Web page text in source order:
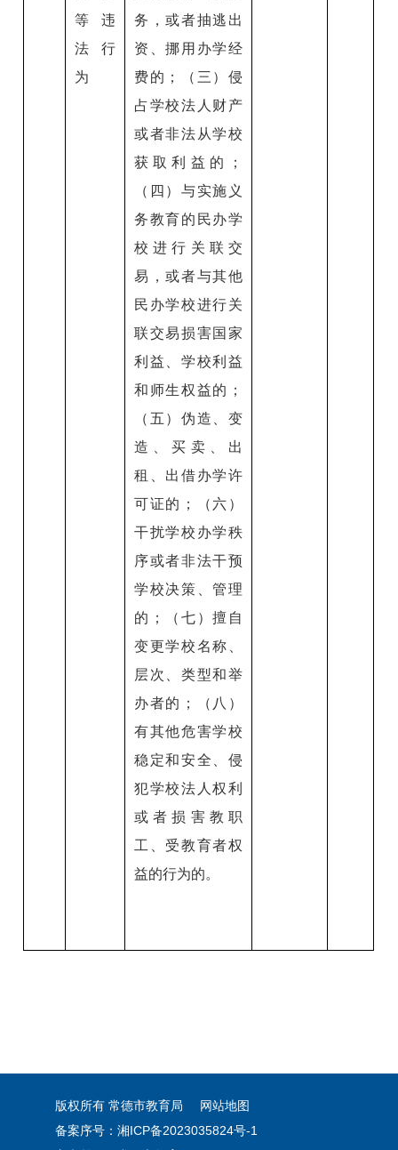
等违
法行
为
务，或者抽逃出
资、挪用办学经
费的；（三）侵
占学校法人财产
或者非法从学校
获取利益的；
（四）与实施义
务教育的民办学
校进行关联交
易，或者与其他
民办学校进行关
联交易损害国家
利益、学校利益
和师生权益的；
（五）伪造、变
造、买卖、出
租、出借办学许
可证的；（六）
干扰学校办学秩
序或者非法干预
学校决策、管理
的；（七）擅自
变更学校名称、
层次、类型和举
办者的；（八）
有其他危害学校
稳定和安全、侵
犯学校法人权利
或者损害教职
工、受教育者权
益的行为的。
版权所有 常德市教育局
网站地图
备案序号： 湘ICP备2023035824号-1